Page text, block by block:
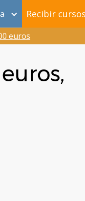
Recibir
euros